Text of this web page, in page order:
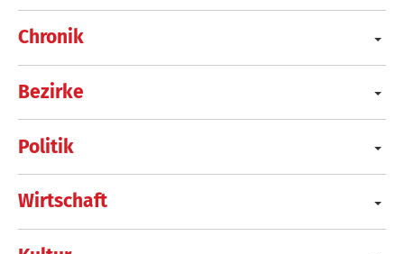
Chronik
Bezirke
Politik
Wirtschaft